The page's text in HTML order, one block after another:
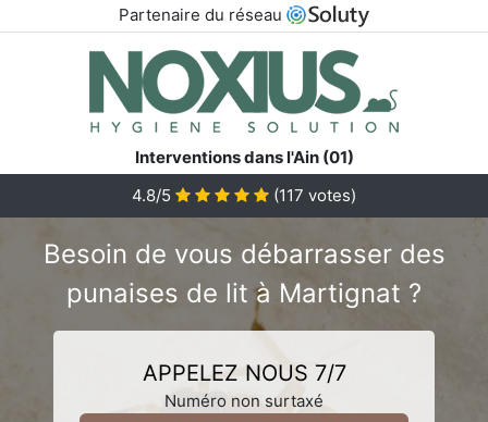
Partenaire du réseau
Interventions dans l'Ain (01)
4.8/5 (117 votes)
Besoin de vous débarrasser des
punaises de lit à Martignat ?
APPELEZ NOUS 7/7
Numéro non surtaxé